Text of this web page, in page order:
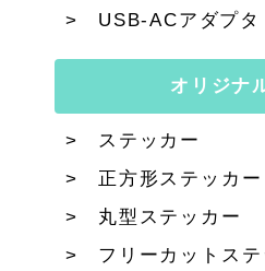
USB-ACアダプタ
オリジナ
ステッカー
正方形ステッカー
丸型ステッカー
フリーカットステ